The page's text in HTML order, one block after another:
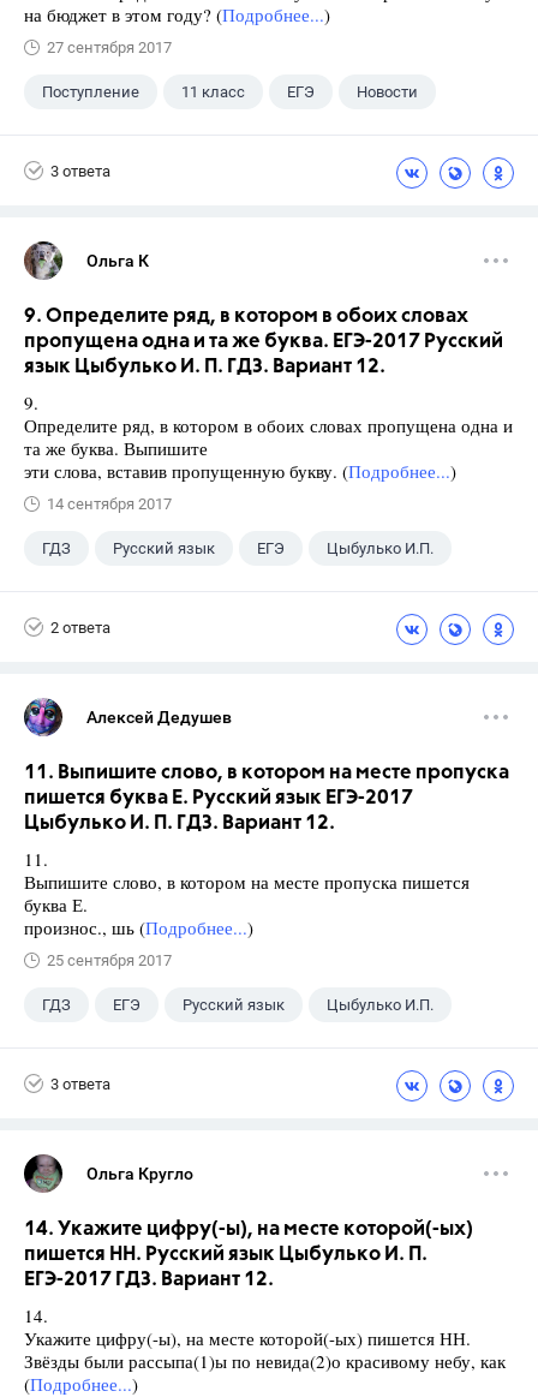
на бюджет в этом году? (Подробнее...)
27 сентября 2017
Поступление 11 класс ЕГЭ Новости
3 ответа
Ольга К
9. Определите ряд, в котором в обоих словах
пропущена одна и та же буква. ЕГЭ-2017 Русский
язык Цыбулько И. П. ГДЗ. Вариант 12.
9.
Определите ряд, в котором в обоих словах пропущена одна и
та же буква. Выпишите
эти слова, вставив пропущенную букву. (Подробнее...)
14 сентября 2017
ГДЗ Русский язык ЕГЭ Цыбулько И.П.
2 ответа
Алексей Дедушев
11. Выпишите слово, в котором на месте пропуска
пишется буква Е. Русский язык ЕГЭ-2017
Цыбулько И. П. ГДЗ. Вариант 12.
11.
Выпишите слово, в котором на месте пропуска пишется
буква Е.
произнос., шь (Подробнее...)
25 сентября 2017
ГДЗ ЕГЭ Русский язык Цыбулько И.П.
3 ответа
Ольга Кругло
14. Укажите цифру(-ы), на месте которой(-ых)
пишется НН. Русский язык Цыбулько И. П.
ЕГЭ-2017 ГДЗ. Вариант 12.
14.
Укажите цифру(-ы), на месте которой(-ых) пишется НН.
Звёзды были рассыпа(1)ы по невида(2)о красивому небу, как
(Подробнее...)